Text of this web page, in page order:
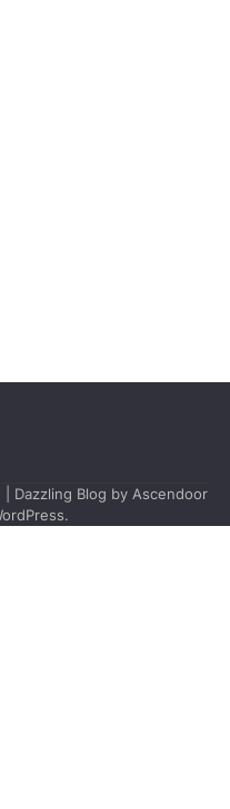
| Dazzling Blog by Ascendoor
.